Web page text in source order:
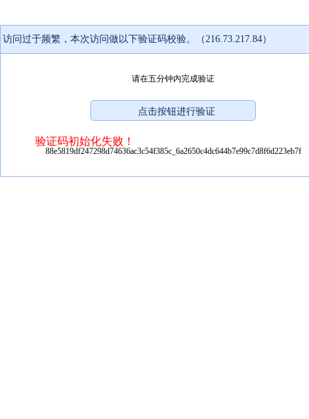
访问过于频繁，本次访问做以下验证码校验。（216.73.217.84）
请在五分钟内完成验证
验证码初始化失败！
88e5819df247298d74636ac3c54f385c_6a2650c4dc644b7e99c7d8f6d223eb7f